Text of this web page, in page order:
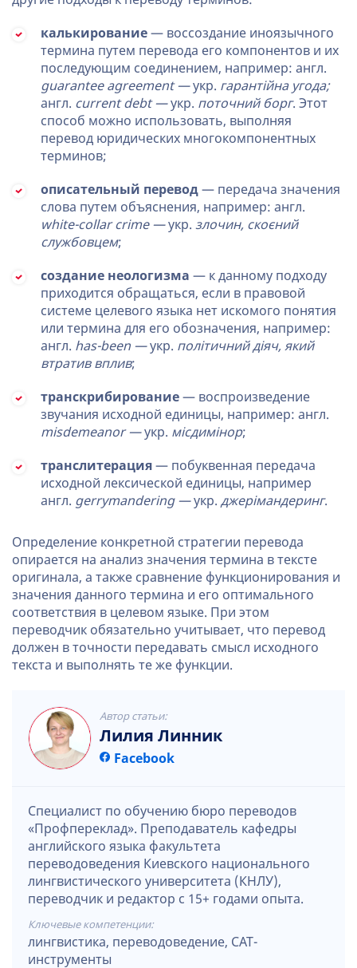
калькирование — воссоздание иноязычного
термина путем перевода его компонентов и их
последующим соединением, например: англ.
guarantee agreement —укр. гарантійна угода;
англ. current debt —укр. поточний борг. Этот
способ можно использовать, выполняя
перевод юридических многокомпонентных
терминов;
описательный перевод — передача значения
слова путем объяснения, например: англ.
white-collar crime —укр. злочин, скоєний
службовцем;
создание неологизма — к данному подходу
приходится обращаться, если в правовой
системе целевого языка нет искомого понятия
или термина для его обозначения, например:
англ. has-been —укр. політичний діяч, який
втратив вплив;
транскрибирование — воспроизведение
звучания исходной единицы, например: англ.
misdemeanor —укр. місдимінор;
транслитерация — побуквенная передача
исходной лексической единицы, например
англ. gerrymandering —укр. джерімандеринг.
Определение конкретной стратегии перевода
опирается на анализ значения термина в тексте
оригинала, а также сравнение функционирования и
значения данного термина и его оптимального
соответствия в целевом языке. При этом
переводчик обязательно учитывает, что перевод
должен в точности передавать смысл исходного
текста и выполнять те же функции.
Автор статьи:
Лилия Линник
Facebook
Специалист по обучению бюро переводов
«Профпереклад». Преподаватель кафедры
английского языка факультета
переводоведения Киевского национального
лингвистического университета (КНЛУ),
переводчик и редактор с 15+ годами опыта.
Ключевые компетенции:
лингвистика, переводоведение, CAT-
инструменты